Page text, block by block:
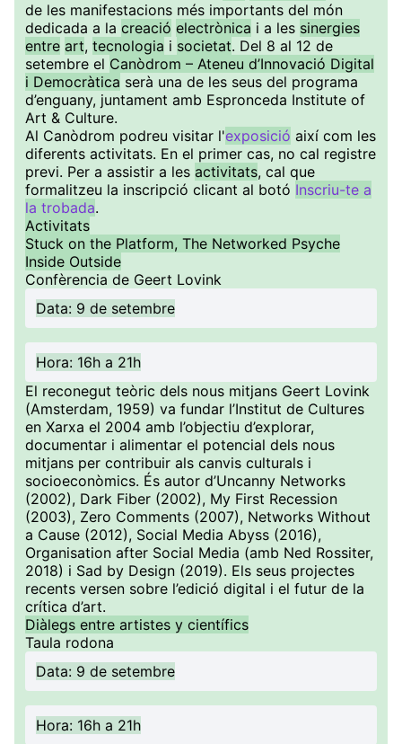
de les manifestacions més importants del món
dedicada a la creació electrònica i a les sinergies
entre art, tecnologia i societat. Del 8 al 12 de
setembre el Canòdrom – Ateneu d’Innovació Digital
i Democràtica serà una de les seus del programa
d’enguany, juntament amb Espronceda Institute of
Art & Culture.
Al Canòdrom podreu visitar l'exposició així com les
diferents activitats. En el primer cas, no cal registre
previ. Per a assistir a les activitats, cal que
formalitzeu la inscripció clicant al botó Inscriu-te a
la trobada.
Activitats
Stuck on the Platform, The Networked Psyche
Inside Outside
Confèrencia de Geert Lovink
Data: 9 de setembre
Hora: 16h a 21h
El reconegut teòric dels nous mitjans Geert Lovink
(Amsterdam, 1959) va fundar l’Institut de Cultures
en Xarxa el 2004 amb l’objectiu d’explorar,
documentar i alimentar el potencial dels nous
mitjans per contribuir als canvis culturals i
socioeconòmics. És autor d’Uncanny Networks
(2002), Dark Fiber (2002), My First Recession
(2003), Zero Comments (2007), Networks Without
a Cause (2012), Social Media Abyss (2016),
Organisation after Social Media (amb Ned Rossiter,
2018) i Sad by Design (2019). Els seus projectes
recents versen sobre l’edició digital i el futur de la
crítica d’art.
Diàlegs entre artistes y científics
Taula rodona
Data: 9 de setembre
Hora: 16h a 21h